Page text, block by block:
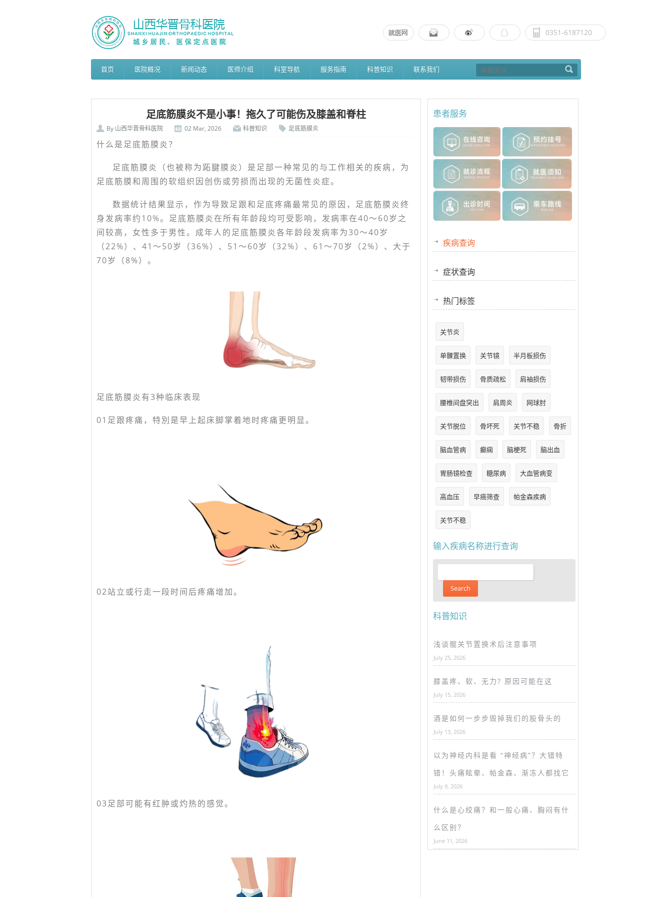
0351-6187120
首页 医院概况 新闻动态 医师介绍 科室导航 服务指南 科普知识 联系我们
足底筋膜炎不是小事！拖久了可能伤及膝盖和脊柱
By 山西华晋骨科医院 02 Mar, 2026 科普知识 足底筋膜炎
什么是足底筋膜炎？
足底筋膜炎（也被称为跖腱膜炎）是足部一种常见的与工作相关的疾病，为
足底筋膜和周围的软组织因创伤或劳损而出现的无菌性炎症。
数据统计结果显示，作为导致足跟和足底疼痛最常见的原因，足底筋膜炎终
身发病率约10%。足底筋膜炎在所有年龄段均可受影响，发病率在40～60岁之
间较高，女性多于男性。成年人的足底筋膜炎各年龄段发病率为30～40岁
（22%）、41～50岁（36%）、51～60岁（32%）、61～70岁（2%）、大于
70岁（8%）。
足底筋膜炎有3种临床表现
01 足跟疼痛，特別是早上起床脚掌着地时疼痛更明显。
02站立或行走一段时间后疼痛增加。
03足部可能有红肿或灼热的感觉。
患者服务
疾病查询
症状查询
热门标签
关节炎
单髁置换 关节镜 半月板损伤
韧带损伤 骨质疏松 肩袖损伤
腰椎间盘突出 肩周炎 网球肘
关节脱位 骨坏死 关节不稳 骨折
脑血管病 癫痫 脑梗死 脑出血
胃肠镜检查 糖尿病 大血管病变
高血压 早癌筛查 帕金森疾病
关节不稳
输入疾病名称进行查询
科普知识
浅谈髋关节置换术后注意事项
July 25, 2026
膝盖疼、软、无力? 原因可能在这
July 15, 2026
酒是如何一步步毁掉我们的股骨头的
July 13, 2026
以为神经内科是看 “神经病”？大错特
错！头痛眩晕、帕金森、渐冻人都找它
July 9, 2026
什么是心绞痛？和一般心痛、胸闷有什
么区别？
June 11, 2026